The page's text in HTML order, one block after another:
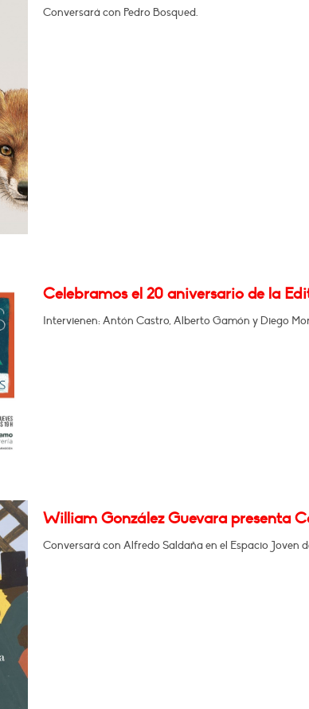
Conversará con Pedro Bosqued.
Celebramos el 20 aniversario de la
Intervienen: Antón Castro, Alberto Gamón y Diego
William González Guevara presenta
Conversará con Alfredo Saldaña en el Espacio Joven